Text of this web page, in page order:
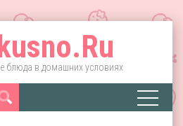
блюда в домашних условиях